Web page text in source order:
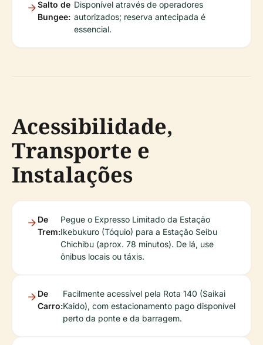
Salto de
Bungee:
Disponível através de operadores
autorizados; reserva antecipada é
essencial.
Acessibilidade,
Transporte e
Instalações
De
Trem:
Pegue o Expresso Limitado da Estação
Ikebukuro (Tóquio) para a Estação Seibu
Chichibu (aprox. 78 minutos). De lá, use
ônibus locais ou táxis.
De
Carro:
Facilmente acessível pela Rota 140 (Saikai
Kaido), com estacionamento pago disponível
perto da ponte e da barragem.